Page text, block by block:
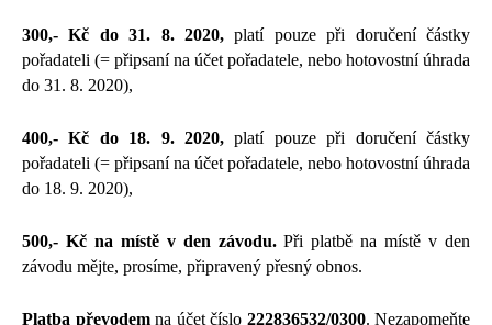
300,- Kč do 31. 8. 2020, platí pouze při doručení částky
pořadateli (= připsaní na účet pořadatele, nebo hotovostní úhrada
do 31. 8. 2020),
400,- Kč do 18. 9. 2020,platí pouze při doručení částky
pořadateli (= připsaní na účet pořadatele, nebo hotovostní úhrada
do 18. 9. 2020),
500,- Kč na místě v den závodu.Při platbě na místě v den
závodu mějte, prosíme, připravený přesný obnos.
Platba převodemna účet číslo 222836532/0300. Nezapomeňte